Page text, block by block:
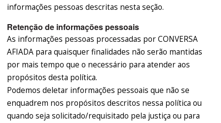
informações pessoas descritas nesta seção.
Retenção de informações pessoais
As informações pessoas processadas por CONVERSA
AFIADA para quaisquer finalidades não serão mantidas
por mais tempo que o necessário para atender aos
propósitos desta política.
Podemos deletar informações pessoais que não se
enquadrem nos propósitos descritos nessa política ou
quando seja solicitado/requisitado pela justiça ou para